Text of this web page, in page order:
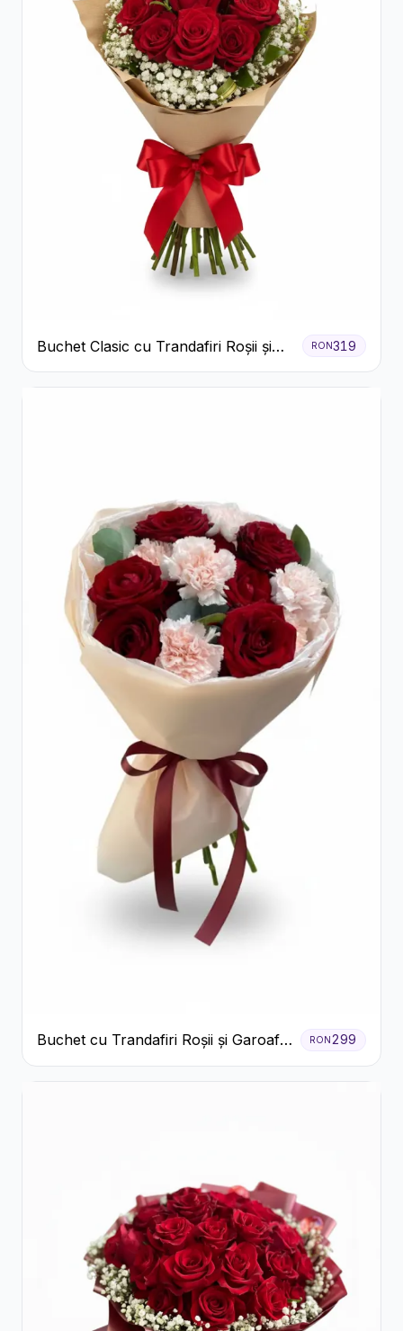
Buchet Clasic cu Trandafiri Roșii și
Gypsophila
RON319
Buchet cu Trandafiri Roșii și Garoafe
Roz Pal
RON299